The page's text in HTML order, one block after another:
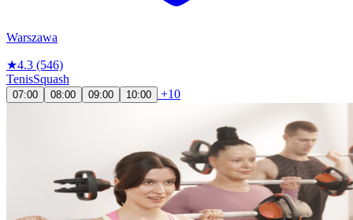
Warszawa
★4.3 (546)
TenisSquash
07:00 08:00 09:00 10:00 +10